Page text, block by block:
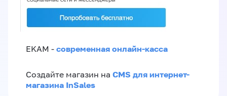
EKAM - современная онлайн-касса
Создайте магазин на CMS для интернет-
магазина InSales